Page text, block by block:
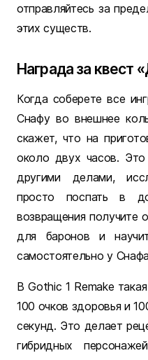
отправляйтесь за
этих существ.
Награда за квест
Когда соберете все
Снафу во внешнее
скажет, что на
около двух часов.
другими делами,
просто поспать в
возвращения получите
для баронов и
самостоятельно у
В Gothic 1 Remake
100 очков здоровья и
секунд. Это делает
гибридных